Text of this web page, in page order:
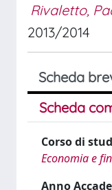
Rivaletto,
2013/2014
Scheda
Scheda
Corso di
Economia e
Anno